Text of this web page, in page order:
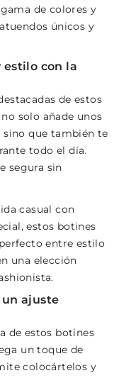
de colores y
únicos y
estilo con la
de estos
solo añade unos
que también te
todo el día.
segura sin
casual con
estos botines
entre estilo
una elección
ajuste
de estos botines
un toque de
colocártelos y